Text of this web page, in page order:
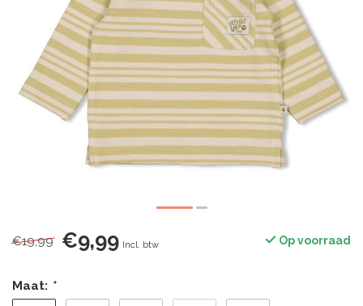
€19,99 €9,99 Incl. btw Op voorraad
Maat: *